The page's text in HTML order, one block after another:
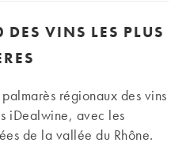
VINS LES PLUS
régionaux des vins
iDealwine, avec les
de la vallée du Rhône.